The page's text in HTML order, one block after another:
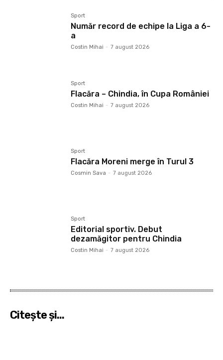
Sport
Număr record de echipe la Liga a 6-
a
Costin Mihai - 7 august 2026
Sport
Flacăra – Chindia, în Cupa României
Costin Mihai - 7 august 2026
Sport
Flacăra Moreni merge în Turul 3
Cosmin Sava - 7 august 2026
Sport
Editorial sportiv. Debut
dezamăgitor pentru Chindia
Costin Mihai - 7 august 2026
Citeşte şi...